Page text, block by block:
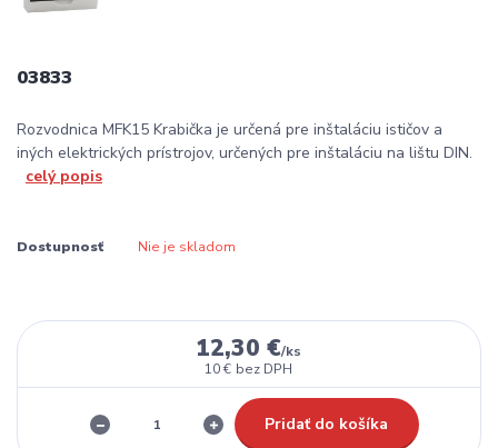
03833
Rozvodnica MFK15 Krabička je určená pre inštaláciu ističov a
iných elektrických prístrojov, určených pre inštaláciu na lištu DIN.
celý popis
Dostupnosť Nie je skladom
12,30 €/ks
10 € bez DPH
Pridať do košíka